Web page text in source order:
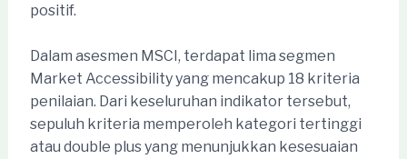
positif.
Dalam asesmen MSCI, terdapat lima segmen
Market Accessibility yang mencakup 18 kriteria
penilaian. Dari keseluruhan indikator tersebut,
sepuluh kriteria memperoleh kategori tertinggi
atau double plus yang menunjukkan kesesuaian